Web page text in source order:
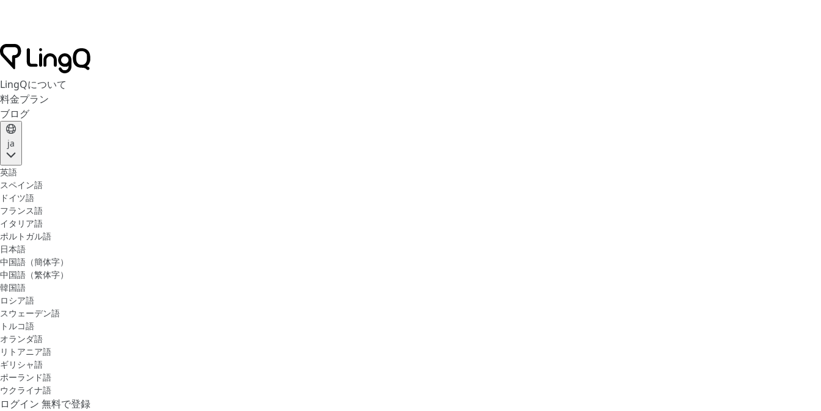
LingQについて
料金プラン
ブログ
ja
英語
スペイン語
ドイツ語
フランス語
イタリア語
ポルトガル語
日本語
中国語（簡体字）
中国語（繁体字）
韓国語
ロシア語
スウェーデン語
トルコ語
オランダ語
リトアニア語
ギリシャ語
ポーランド語
ウクライナ語
ログイン 無料で登録